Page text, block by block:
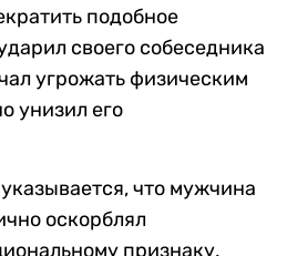
подобное
своего собеседника
угрожать физическим
унизил его
что мужчина
оскорблял
признаку,